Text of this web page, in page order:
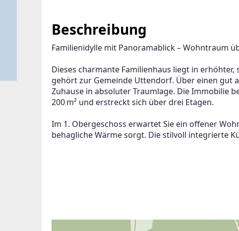
Beschreibung
Familienidylle mit Panoramablick – Wohntraum
Dieses charmante Familienhaus liegt in
gehört zur Gemeinde Uttendorf. Über einen gut
Zuhause in absoluter Traumlage. Die Immobilie
200 m² und erstreckt sich über drei Etagen.
Im 1. Obergeschoss erwartet Sie ein offener
behagliche Wärme sorgt. Die stilvoll integrierte